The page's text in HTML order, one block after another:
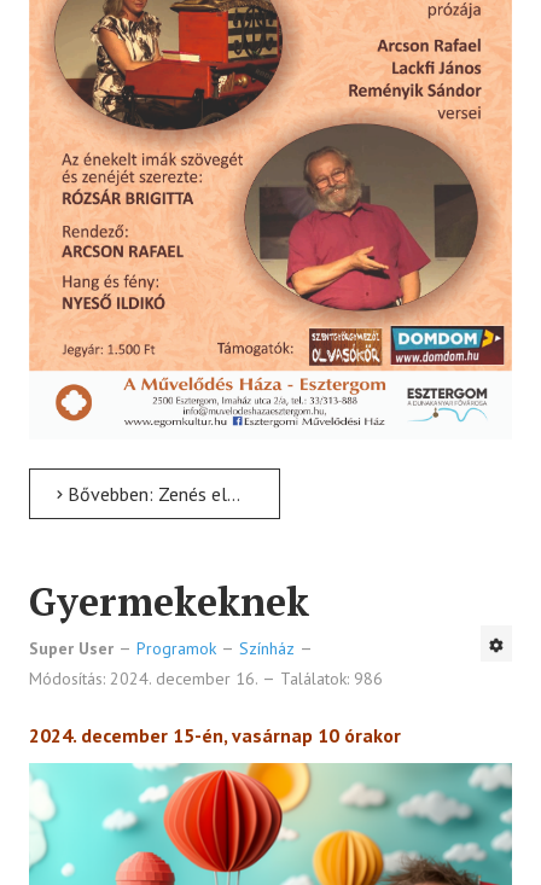
Bővebben: Zenés előadóest
Gyermekeknek
Super User Programok
Színház
Módosítás: 2024. december 16.
Találatok: 986
2024. december 15-én, vasárnap 10 órakor